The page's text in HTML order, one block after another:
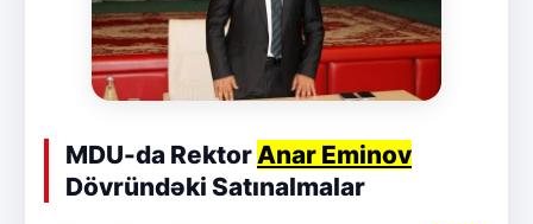
MDU-da Rektor Anar Eminov
Dövründəki Satınalmalar